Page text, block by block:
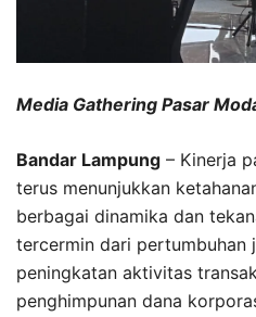
Media Gathering Pasar
Bandar Lampung – Kinerja
terus menunjukkan
berbagai dinamika dan
tercermin dari pertumbuhan
peningkatan aktivitas
penghimpunan dana